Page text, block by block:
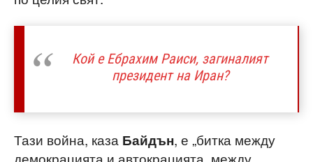
Кой е Ебрахим Раиси, загиналият
президент на Иран?
Тази война, каза Байдън, е „битка между
демокрацията и автокрацията, между